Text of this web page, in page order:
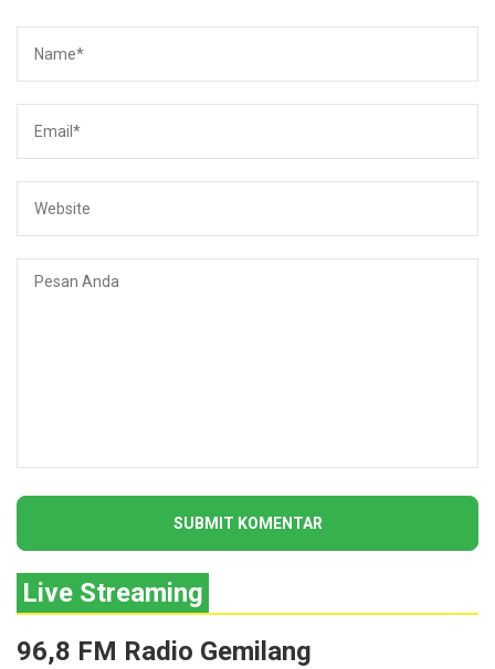
Live Streaming
96,8 FM Radio Gemilang